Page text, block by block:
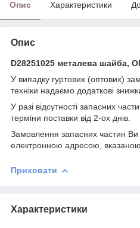
Опис Характеристики
Опис
D28251025 металева шайба,
У випадку гуртових (оптових)
техніки надаємо додаткові
У разі відсутності запасних
терміни поставки від 2-ох днів.
Замовлення запасних частин
електронною адресою, вказаною
Приховати
Характеристики